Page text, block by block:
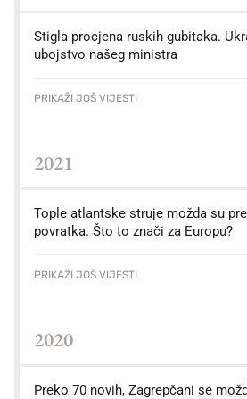
Stigla procjena ruskih gubitaka.
ubojstvo našeg ministra
PRIKAŽI JOŠ VIJESTI
2021
Tople atlantske struje možda su
povratka. Što to znači za Europu?
PRIKAŽI JOŠ VIJESTI
2020
Preko 70 novih, Zagrepčani se